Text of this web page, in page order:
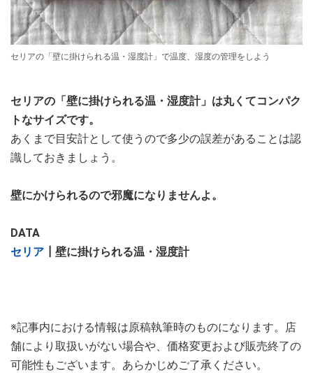
セリアの「壁に掛けられる温・湿度計」で温度、湿度の管理をしよう
セリアの「壁に掛けられる温・湿度計」は丸くてコンパク
トなサイズです。
あくまで目安計として使うので多少の誤差があることは認
識しておきましょう。
壁にかけられるので邪魔になりませんよ。
DATA
セリア ┃壁に掛けられる温・湿度計
※記事内における情報は原稿執筆時のものになります。店
舗により取扱いがない場合や、価格変更および販売終了の
可能性もございます。あらかじめご了承ください。